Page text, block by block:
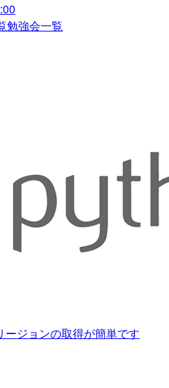
勉強会一覧
ジョンの取得が簡単です